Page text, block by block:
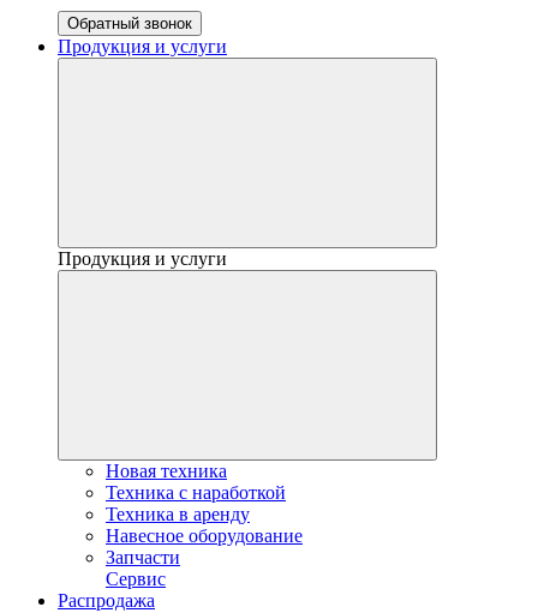
Обратный звонок
Продукция и услуги
Продукция и услуги
Новая техника
Техника с наработкой
Техника в аренду
Навесное оборудование
Запчасти
Сервис
Распродажа